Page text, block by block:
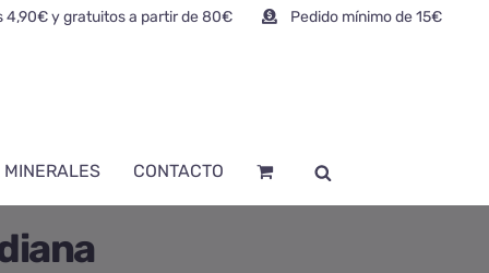
4,90€ y gratuitos a partir de 80€ Pedido mínimo de 15€
MINERALES CONTACTO